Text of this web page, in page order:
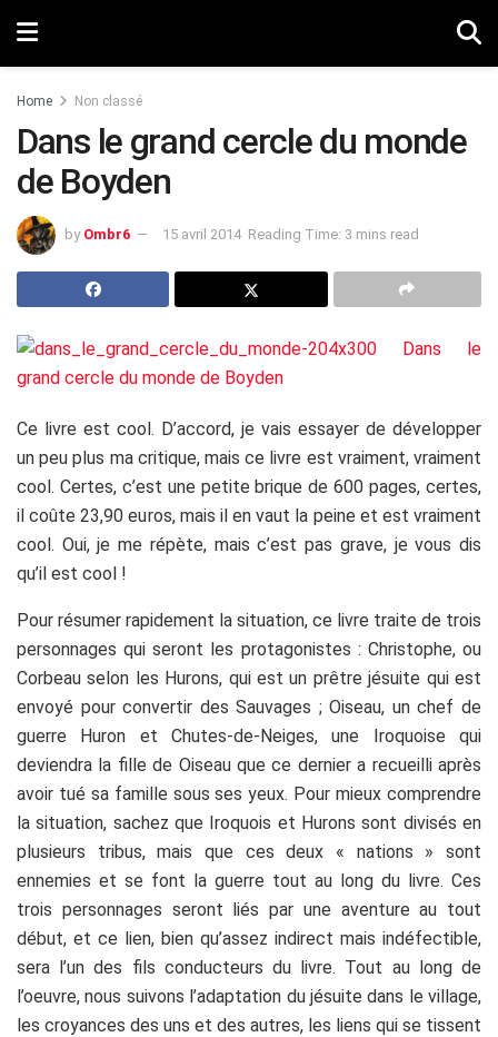
Home Non classé
Dans le grand cercle du monde
de Boyden
by Ombr6 15 avril 2014 Reading Time: 3 mins read
Ce livre est cool. D’accord, je vais essayer de développer
un peu plus ma critique, mais ce livre est vraiment, vraiment
cool. Certes, c’est une petite brique de 600 pages, certes,
il coûte 23,90 euros, mais il en vaut la peine et est vraiment
cool. Oui, je me répète, mais c’est pas grave, je vous dis
qu’il est cool !
Pour résumer rapidement la situation, ce livre traite de trois
personnages qui seront les protagonistes : Christophe, ou
Corbeau selon les Hurons, qui est un prêtre jésuite qui est
envoyé pour convertir des Sauvages ; Oiseau, un chef de
guerre Huron et Chutes-de-Neiges, une Iroquoise qui
deviendra la fille de Oiseau que ce dernier a recueilli après
avoir tué sa famille sous ses yeux. Pour mieux comprendre
la situation, sachez que Iroquois et Hurons sont divisés en
plusieurs tribus, mais que ces deux « nations » sont
ennemies et se font la guerre tout au long du livre. Ces
trois personnages seront liés par une aventure au tout
début, et ce lien, bien qu’assez indirect mais indéfectible,
sera l’un des fils conducteurs du livre. Tout au long de
l’oeuvre, nous suivons l’adaptation du jésuite dans le village,
les croyances des uns et des autres, les liens qui se tissent